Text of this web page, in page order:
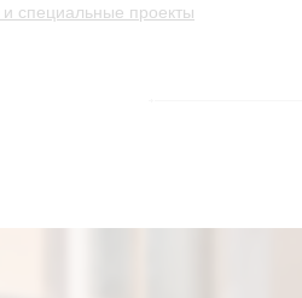
специальные проекты